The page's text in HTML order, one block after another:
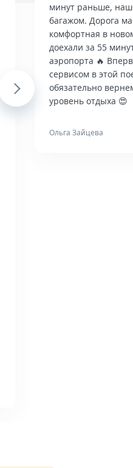
минут раньше,
багажом. Дорога
комфортная в
доехали за 55
аэропорта 🔥
сервисом в этой
обязательно
уровень отдыха 😍
Ольга Зайцева
Next